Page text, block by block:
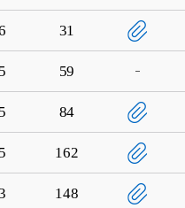
31
59
84
162
148